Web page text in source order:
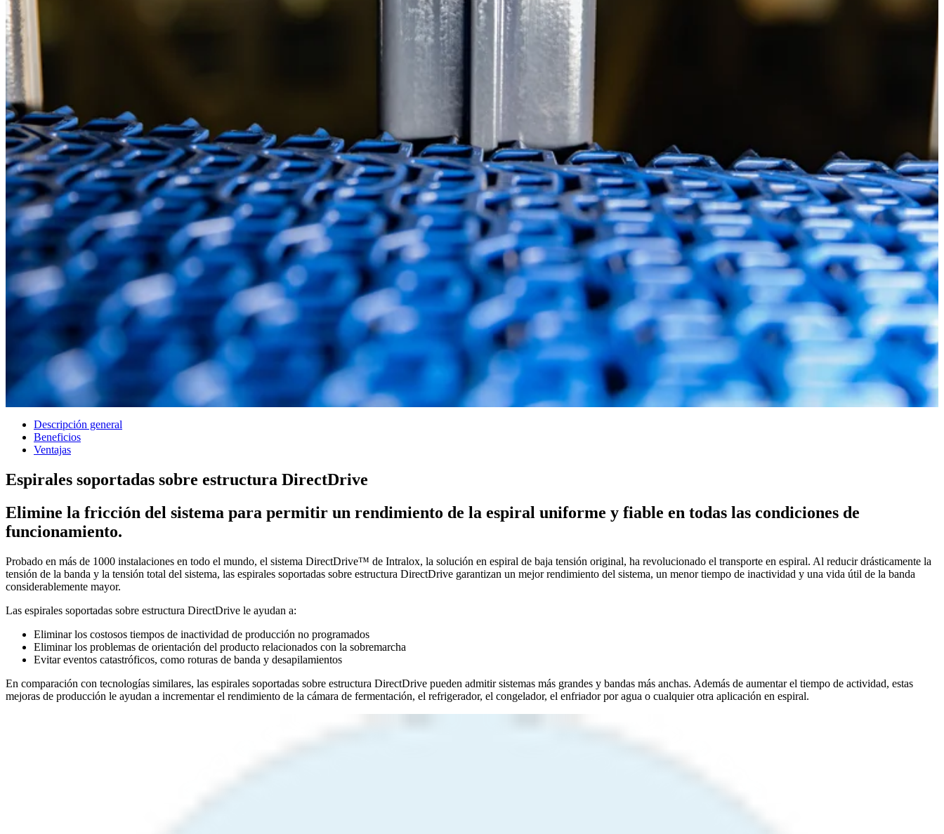
Descripción general
Beneficios
Ventajas
Espirales soportadas sobre estructura DirectDrive
Elimine la fricción del sistema para permitir un rendimiento de la espiral uniforme y fiable en todas las condiciones de
funcionamiento.
Probado en más de 1000 instalaciones en todo el mundo, el sistema DirectDrive™ de Intralox, la solución en espiral de baja tensión original, ha revolucionado el transporte en espiral. Al reducir drásticamente la
tensión de la banda y la tensión total del sistema, las espirales soportadas sobre estructura DirectDrive garantizan un mejor rendimiento del sistema, un menor tiempo de inactividad y una vida útil de la banda
considerablemente mayor.
Las espirales soportadas sobre estructura DirectDrive le ayudan a:
Eliminar los costosos tiempos de inactividad de producción no programados
Eliminar los problemas de orientación del producto relacionados con la sobremarcha
Evitar eventos catastróficos, como roturas de banda y desapilamientos
En comparación con tecnologías similares, las espirales soportadas sobre estructura DirectDrive pueden admitir sistemas más grandes y bandas más anchas. Además de aumentar el tiempo de actividad, estas
mejoras de producción le ayudan a incrementar el rendimiento de la cámara de fermentación, el refrigerador, el congelador, el enfriador por agua o cualquier otra aplicación en espiral.